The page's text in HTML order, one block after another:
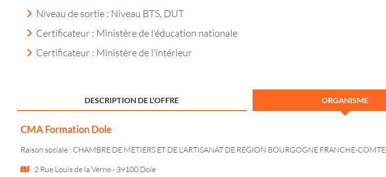
Niveau de sortie : Niveau BTS, DUT
Certificateur : Ministère de l'éducation nationale
Certificateur : Ministère de l'intérieur
DESCRIPTION DE L'OFFRE ORGANISME
CMA Formation Dole
Raison sociale : CHAMBRE DE METIERS ET DE L'ARTISANAT DE REGION BOURGOGNE FRANCHE-COMTE
2 Rue Louis de la Verne - 39100 Dole